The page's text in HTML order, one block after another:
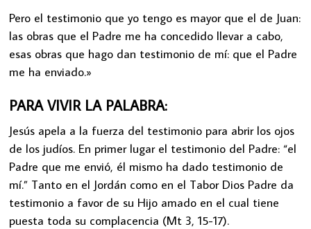
Pero el testimonio que yo tengo es mayor que el de Juan:
las obras que el Padre me ha concedido llevar a cabo,
esas obras que hago dan testimonio de mí: que el Padre
me ha enviado.»
PARA VIVIR LA PALABRA:
Jesús apela a la fuerza del testimonio para abrir los ojos
de los judíos. En primer lugar el testimonio del Padre: “el
Padre que me envió, él mismo ha dado testimonio de
mí.” Tanto en el Jordán como en el Tabor Dios Padre da
testimonio a favor de su Hijo amado en el cual tiene
puesta toda su complacencia (Mt 3, 15-17).